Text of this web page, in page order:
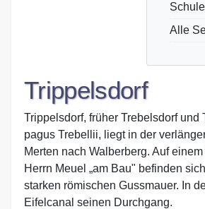
Schule
Alle
Trippelsdorf
Trippelsdorf, früher Trebelsdorf und
pagus Trebellii, liegt in der
Merten nach Walberberg. Auf
Herrn Meuel „am Bau" befinden
starken römischen Gussmauer. In
Eifelcanal seinen Durchgang.